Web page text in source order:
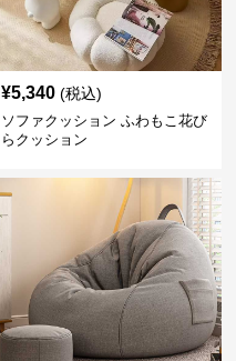
¥5,340 (税込)
ソファクッション ふわもこ花び
らクッション